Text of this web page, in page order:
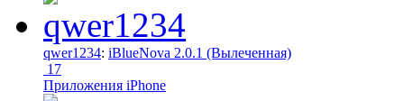
qwer1234: iBlueNova 2.0.1 (Вылеченная)
17
Приложения iPhone